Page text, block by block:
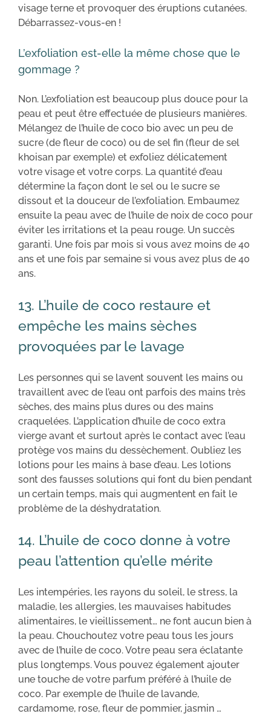
visage terne et provoquer des éruptions cutanées.
Débarrassez-vous-en !
L’exfoliation est-elle la même chose que le
gommage ?
Non. L’exfoliation est beaucoup plus douce pour la
peau et peut être effectuée de plusieurs manières.
Mélangez de l’huile de coco bio avec un peu de
sucre (de fleur de coco) ou de sel fin (fleur de sel
khoisan par exemple) et exfoliez délicatement
votre visage et votre corps. La quantité d’eau
détermine la façon dont le sel ou le sucre se
dissout et la douceur de l’exfoliation. Embaumez
ensuite la peau avec de l’huile de noix de coco pour
éviter les irritations et la peau rouge. Un succès
garanti. Une fois par mois si vous avez moins de 40
ans et une fois par semaine si vous avez plus de 40
ans.
13. L’huile de coco restaure et
empêche les mains sèches
provoquées par le lavage
Les personnes qui se lavent souvent les mains ou
travaillent avec de l’eau ont parfois des mains très
sèches, des mains plus dures ou des mains
craquelées. L’application d’huile de coco extra
vierge avant et surtout après le contact avec l’eau
protège vos mains du dessèchement. Oubliez les
lotions pour les mains à base d’eau. Les lotions
sont des fausses solutions qui font du bien pendant
un certain temps, mais qui augmentent en fait le
problème de la déshydratation.
14. L’huile de coco donne à votre
peau l’attention qu’elle mérite
Les intempéries, les rayons du soleil, le stress, la
maladie, les allergies, les mauvaises habitudes
alimentaires, le vieillissement… ne font aucun bien à
la peau. Chouchoutez votre peau tous les jours
avec de l’huile de coco. Votre peau sera éclatante
plus longtemps. Vous pouvez également ajouter
une touche de votre parfum préféré à l’huile de
coco. Par exemple de l’huile de lavande,
cardamome, rose, fleur de pommier, jasmin …